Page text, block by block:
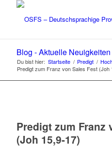
Blog - Aktuelle Neuigkeiten
Du bist hier: Startseite / Predigt /
Predigt zum Franz von Sales Fest (Joh
Predigt zum Franz
(Joh 15,9-17)